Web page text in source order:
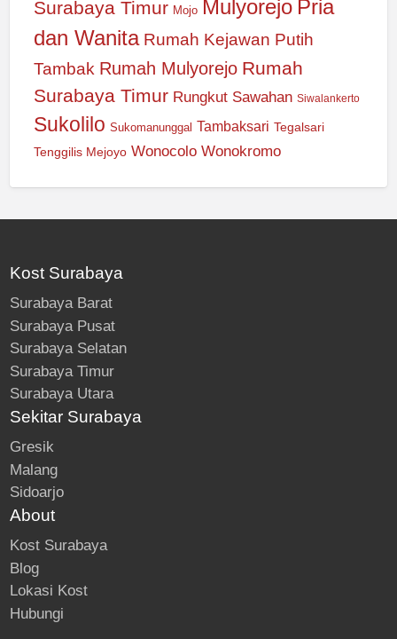
Surabaya Timur Mojo Mulyorejo Pria
dan Wanita Rumah Kejawan Putih
Tambak Rumah Mulyorejo Rumah
Surabaya Timur Rungkut Sawahan Siwalankerto
Sukolilo Sukomanunggal Tambaksari Tegalsari
Tenggilis Mejoyo Wonocolo Wonokromo
Kost Surabaya
Surabaya Barat
Surabaya Pusat
Surabaya Selatan
Surabaya Timur
Surabaya Utara
Sekitar Surabaya
Gresik
Malang
Sidoarjo
About
Kost Surabaya
Blog
Lokasi Kost
Hubungi